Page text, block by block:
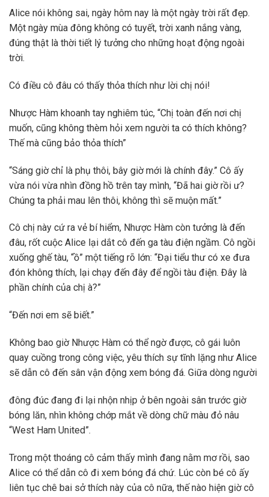
Alice nói không sai, ngày hôm nay là một ngày trời rất đẹp.
Một ngày mùa đông không có tuyết, trời xanh nắng vàng,
đúng thật là thời tiết lý tưởng cho những hoạt động ngoài
trời.
Có điều cô đâu có thấy thỏa thích như lời chị nói!
Nhược Hàm khoanh tay nghiêm túc, “Chị toàn đến nơi chị
muốn, cũng không thèm hỏi xem người ta có thích không?
Thế mà cũng bảo thỏa thích”
“Sáng giờ chỉ là phụ thôi, bây giờ mới là chính đây.” Cô ấy
vừa nói vừa nhìn đồng hồ trên tay mình, “Đã hai giờ rồi ư?
Chúng ta phải mau lên thôi, không thì sẽ muộn mất.”
Cô chị này cứ ra vẻ bí hiểm, Nhược Hàm còn tưởng là đến
đâu, rốt cuộc Alice lại dắt cô đến ga tàu điện ngầm. Cô ngồi
xuống ghế tàu, “ồ” một tiếng rõ lớn: “Đại tiểu thư có xe đưa
đón không thích, lại chạy đến đây để ngồi tàu điện. Đây là
phần chính của chị à?”
“Đến nơi em sẽ biết.”
Không bao giờ Nhược Hàm có thể ngờ được, cô gái luôn
quay cuồng trong công việc, yêu thích sự tĩnh lặng như Alice
sẽ dẫn cô đến sân vận động xem bóng đá. Giữa dòng người
đông đúc đang đi lại nhộn nhịp ở bên ngoài sân trước giờ
bóng lăn, nhìn không chớp mắt về dòng chữ màu đỏ nâu
“West Ham United”.
Trong một thoáng cô cảm thấy mình đang nằm mơ rồi, sao
Alice có thể dẫn cô đi xem bóng đá chứ. Lúc còn bé cô ấy
liên tục chê bai sở thích này của cô nữa, thế nào hiện giờ cô